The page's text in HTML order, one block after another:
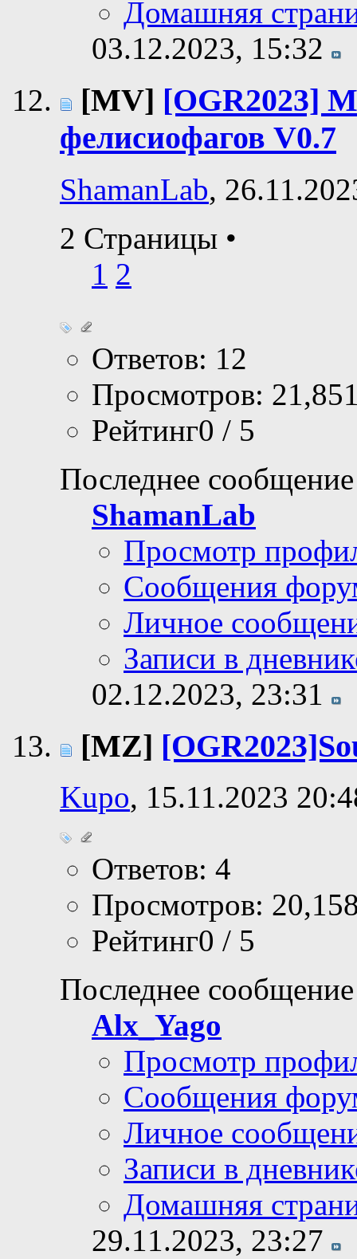
Домашняя
03.12.2023, 15:32
[MV] [OGR2023]
фелисиофагов V0.7
ShamanLab,
2 Страницы •
1 2
Ответов: 12
Просмотров:
Рейтинг0 / 5
Последнее
ShamanLab
Просмотр
Сообщения
Личное
Записи в
02.12.2023, 23:31
[MZ]
Kupo, 15.11.2023
Ответов: 4
Просмотров:
Рейтинг0 / 5
Последнее
Alx_Yago
Просмотр
Сообщения
Личное
Записи в
Домашняя
29.11.2023, 23:27